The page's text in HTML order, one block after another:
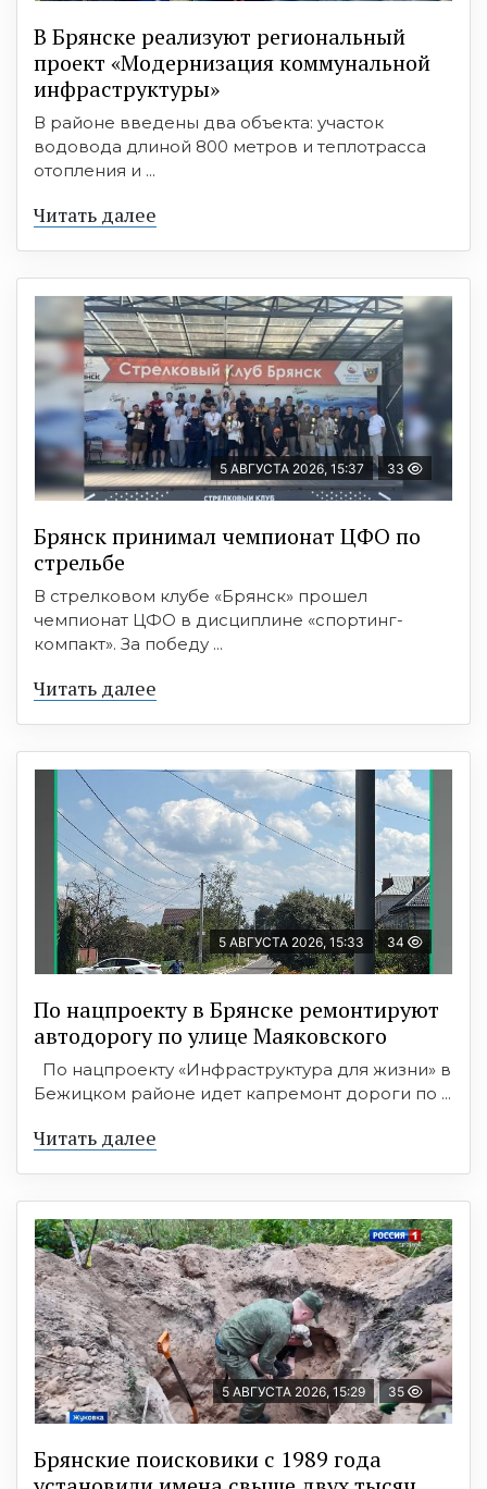
В Брянске реализуют региональный
проект «Модернизация коммунальной
инфраструктуры»
В районе введены два объекта: участок
водовода длиной 800 метров и теплотрасса
отопления и ...
Читать далее
5 АВГУСТА 2026, 15:37 33
Брянск принимал чемпионат ЦФО по
стрельбе
В стрелковом клубе «Брянск» прошел
чемпионат ЦФО в дисциплине «спортинг-
компакт». За победу ...
Читать далее
5 АВГУСТА 2026, 15:33 34
По нацпроекту в Брянске ремонтируют
автодорогу по улице Маяковского
По нацпроекту «Инфраструктура для жизни» в
Бежицком районе идет капремонт дороги по ...
Читать далее
5 АВГУСТА 2026, 15:29 35
Брянские поисковики с 1989 года